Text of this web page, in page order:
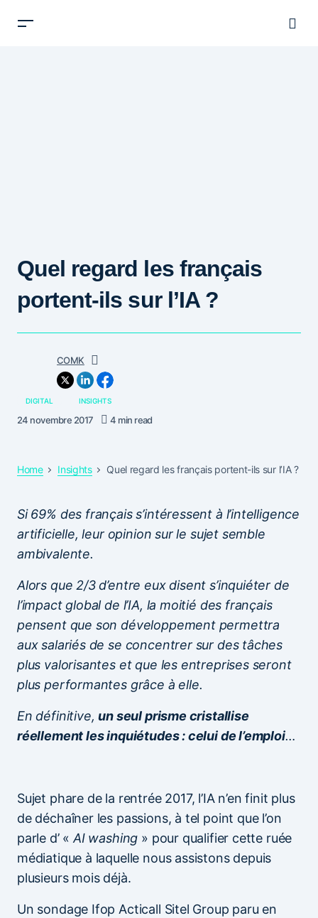
Quel regard les français
portent-ils sur l’IA ?
COMK
DIGITAL INSIGHTS
24 novembre 2017 4 min read
Home Insights Quel regard les français portent-ils sur l’IA ?
Si 69% des français s’intéressent à l’intelligence
artificielle, leur opinion sur le sujet semble
ambivalente.
Alors que 2/3 d’entre eux disent s’inquiéter de
l’impact global de l’IA, la moitié des français
pensent que son développement permettra
aux salariés de se concentrer sur des tâches
plus valorisantes et que les entreprises seront
plus performantes grâce à elle.
En définitive,un seul prisme cristallise
réellement les inquiétudes : celui de l’emploi…
Sujet phare de la rentrée 2017, l’IA n’en finit plus
de déchaîner les passions, à tel point que l’on
parle d’ «AI washing » pour qualifier cette ruée
médiatique à laquelle nous assistons depuis
plusieurs mois déjà.
Un sondage Ifop Acticall Sitel Group paru en